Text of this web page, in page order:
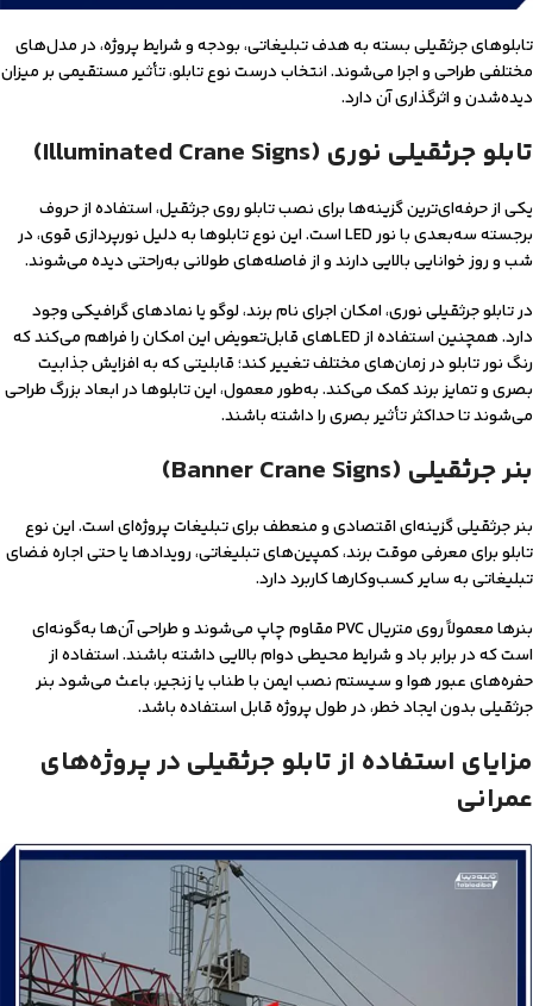
تابلوهای جرثقیلی بسته به هدف تبلیغاتی، بودجه و شرایط پروژه، در مدل‌های
مختلفی طراحی و اجرا می‌شوند. انتخاب درست نوع تابلو، تأثیر مستقیمی بر میزان
دیده‌شدن و اثرگذاری آن دارد.
تابلو جرثقیلی نوری (Illuminated Crane Signs)
یکی از حرفه‌ای‌ترین گزینه‌ها برای نصب تابلو روی جرثقیل، استفاده از حروف
برجسته سه‌بعدی با نور LED است. این نوع تابلوها به دلیل نورپردازی قوی، در
شب و روز خوانایی بالایی دارند و از فاصله‌های طولانی به‌راحتی دیده می‌شوند.
در تابلو جرثقیلی نوری، امکان اجرای نام برند، لوگو یا نمادهای گرافیکی وجود
دارد. همچنین استفاده از LEDهای قابل‌تعویض این امکان را فراهم می‌کند که
رنگ نور تابلو در زمان‌های مختلف تغییر کند؛ قابلیتی که به افزایش جذابیت
بصری و تمایز برند کمک می‌کند. به‌طور معمول، این تابلوها در ابعاد بزرگ طراحی
می‌شوند تا حداکثر تأثیر بصری را داشته باشند.
بنر جرثقیلی (Banner Crane Signs)
بنر جرثقیلی گزینه‌ای اقتصادی و منعطف برای تبلیغات پروژه‌ای است. این نوع
تابلو برای معرفی موقت برند، کمپین‌های تبلیغاتی، رویدادها یا حتی اجاره فضای
تبلیغاتی به سایر کسب‌وکارها کاربرد دارد.
بنرها معمولاً روی متریال PVC مقاوم چاپ می‌شوند و طراحی آن‌ها به‌گونه‌ای
است که در برابر باد و شرایط محیطی دوام بالایی داشته باشند. استفاده از
حفره‌های عبور هوا و سیستم نصب ایمن با طناب یا زنجیر، باعث می‌شود بنر
جرثقیلی بدون ایجاد خطر، در طول پروژه قابل استفاده باشد.
مزایای استفاده از تابلو جرثقیلی در پروژه‌های
عمرانی